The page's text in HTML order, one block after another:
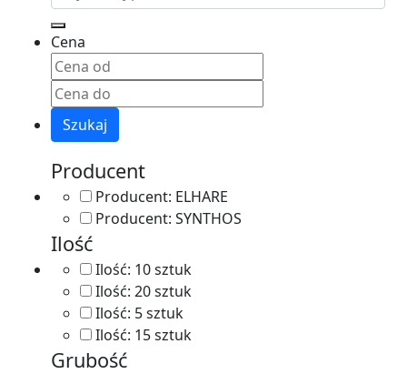
Cena
Szukaj
Producent
Producent: ELHARE
Producent: SYNTHOS
Ilość
Ilość: 10 sztuk
Ilość: 20 sztuk
Ilość: 5 sztuk
Ilość: 15 sztuk
Grubość